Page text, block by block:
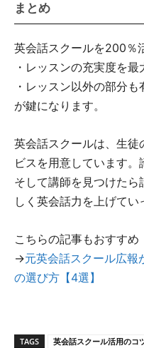
まとめ
英会話スクールを200％
・レッスンの充実度を最
・レッスン以外の部分
が鍵になります。
英会話スクールは、生徒
ビスを用意しています。
そして講師を見つけた
しく英会話力を上げてい
こちらの記事もおすすめ
→元英会話スクール広報
の選び方【4選】
TAGS 英会話スクール活用のコ